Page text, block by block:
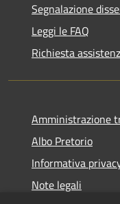
Segnalazione
Leggi le FAQ
Richiesta
Amministrazione
Albo Pretorio
Informativa
Note legali